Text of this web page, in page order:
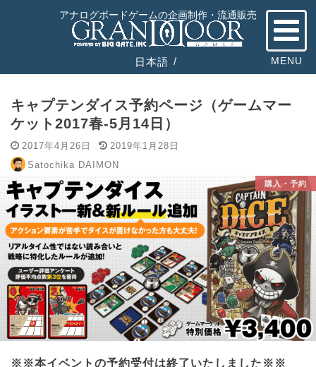
アナログボードゲームの企画制作・流通販売
日本語 MENU
購入・予約
キャプテンダイス予約ページ（ゲームマー
ケット2017春-5月14日）
2017年4月26日
2019年1月28日
Satochika DAIMON
購入・予約
※※本イベントの予約受付は終了いたしました※※